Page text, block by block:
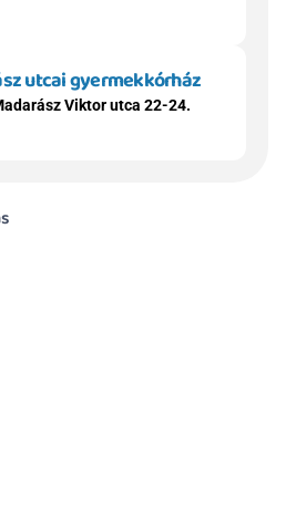
utcai gyermekkórház
Viktor utca 22-24.